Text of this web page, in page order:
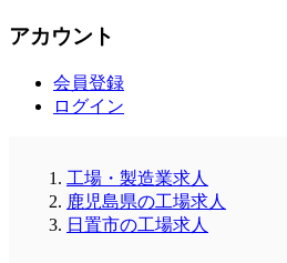
アカウント
会員登録
ログイン
工場・製造業求人
鹿児島県の工場求人
日置市の工場求人